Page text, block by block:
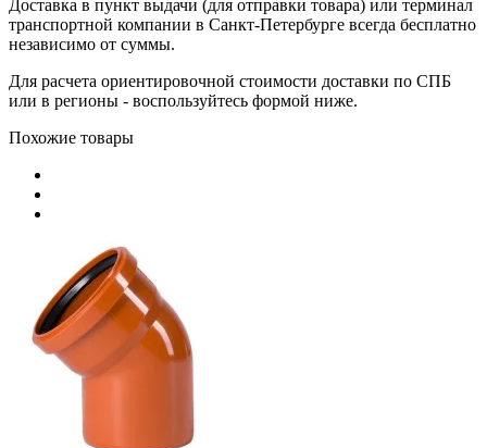
Доставка в пункт выдачи (для отправки товара) или терминал
транспортной компании в Санкт-Петербурге всегда бесплатно
независимо от суммы.
Для расчета ориентировочной стоимости доставки по СПБ
или в регионы - воспользуйтесь формой ниже.
Похожие товары